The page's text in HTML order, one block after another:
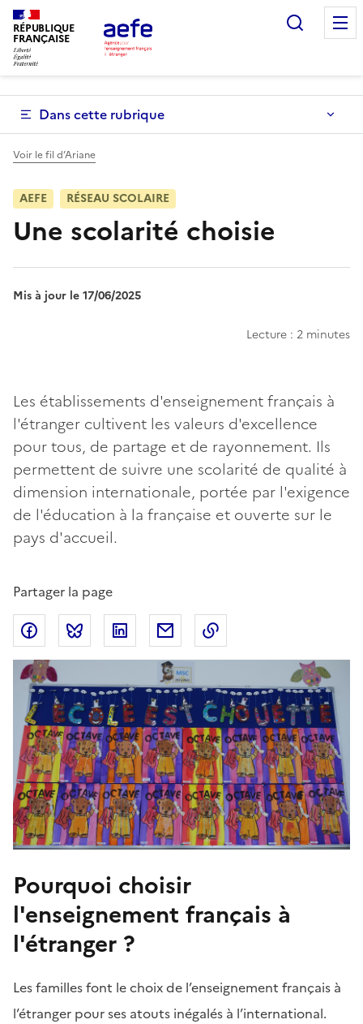
Aller
au
contenu
principal
RÉPUBLIQUE
FRANÇAISE
Dans cette rubrique
Voir le fil d’Ariane
AEFE RÉSEAU SCOLAIRE
Une scolarité choisie
Mis à jour le 17/06/2025
Lecture : 2 minutes
Les établissements d'enseignement français à
l'étranger cultivent les valeurs d'excellence
pour tous, de partage et de rayonnement. Ils
permettent de suivre une scolarité de qualité à
dimension internationale, portée par l'exigence
de l'éducation à la française et ouverte sur le
pays d'accueil.
Partager la page
Partager sur Facebook
Partager sur Bluesky
Partager sur LinkedIn
Partager par email
Pourquoi choisir
l'enseignement français à
l'étranger ?
Les familles font le choix de l’enseignement français à
l’étranger pour ses atouts inégalés à l’international.